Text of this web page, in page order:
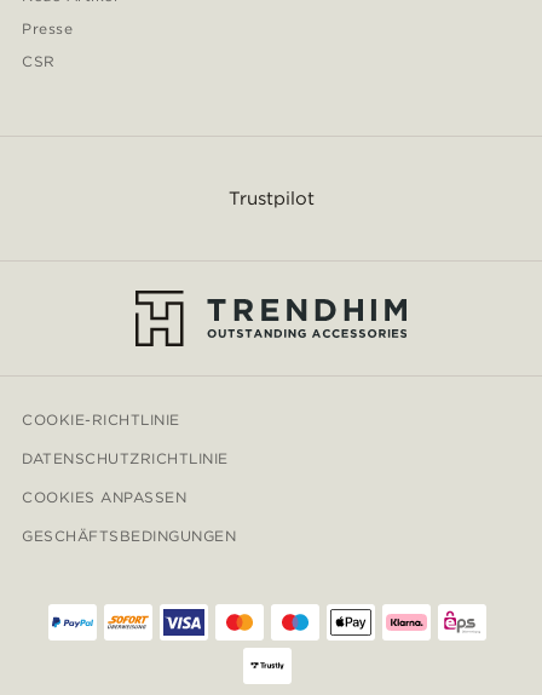
Presse
CSR
Trustpilot
COOKIE-RICHTLINIE
DATENSCHUTZRICHTLINIE
COOKIES ANPASSEN
GESCHÄFTSBEDINGUNGEN